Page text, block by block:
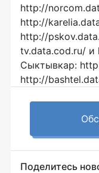
http://
http://
http://
tv.data.cod.ru/ и
Сыктывкар:
http://
Поделитесь